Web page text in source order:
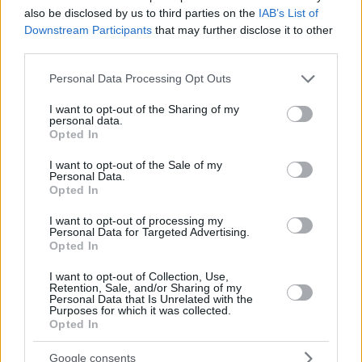
also be disclosed by us to third parties on the IAB’s List of
Downstream Participants that may further disclose it to other
Please note that this website/app uses one or more Google
not limited to your visit or usage behaviour. You may click to
grant or deny consent to Google and its third-party tags to
use your data for below specified purposes in below Google
consent section.
Personal Data Processing Opt Outs
I want to opt-out of the Sharing of my
personal data.
Opted In
I want to opt-out of the Sale of my
Personal Data.
Opted In
I want to opt-out of processing my
Personal Data for Targeted Advertising.
Opted In
I want to opt-out of Collection, Use,
Retention, Sale, and/or Sharing of my
Personal Data that Is Unrelated with the
Purposes for which it was collected.
Opted In
Google consents
saisonale Landwirtschaft
Herausforderungen, die Ausländer kennen sollten
Die häufigsten Probleme:
lange Genehmigungsfristen